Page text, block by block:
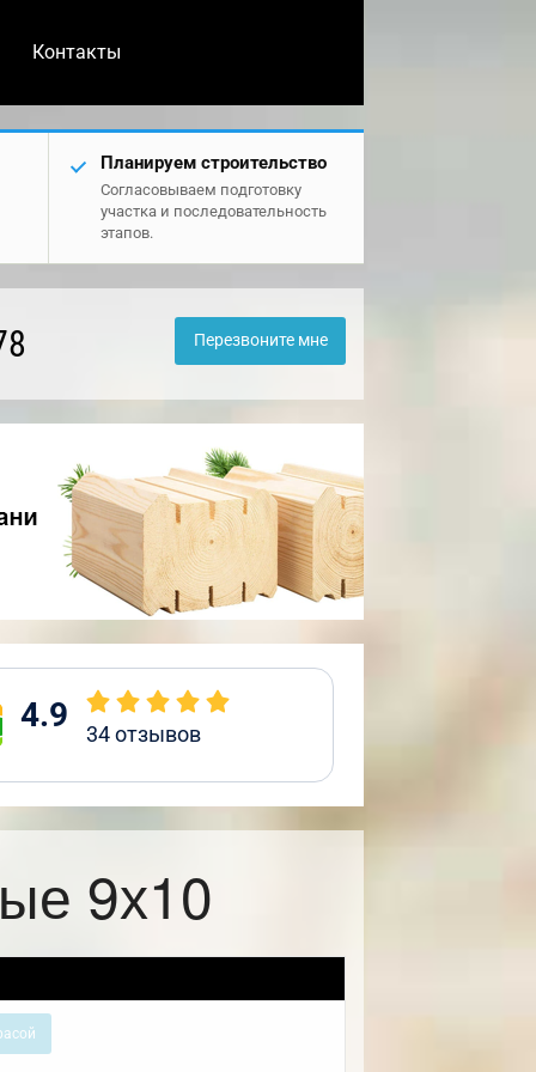
Контакты
Планируем строительство
Согласовываем подготовку
участка и последовательность
этапов.
Перезвоните мне
4.9 34отзывов
9х10